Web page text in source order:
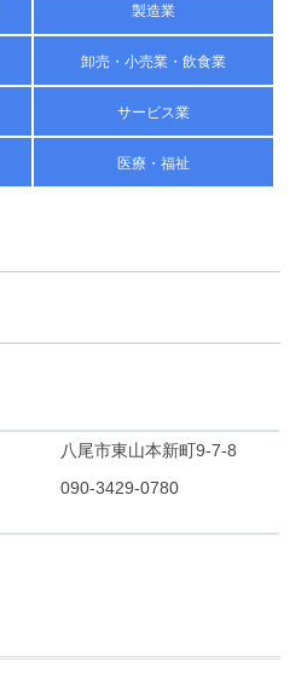
製造業
卸売・小売業・飲食業
サービス業
医療・福祉
八尾市東山本新町9-7-8
090-3429-0780